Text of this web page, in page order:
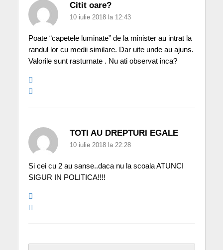
Citit oare?
10 iulie 2018 la 12:43
Poate “capetele luminate” de la minister au intrat la
randul lor cu medii similare. Dar uite unde au ajuns.
Valorile sunt rasturnate . Nu ati observat inca?
TOTI AU DREPTURI EGALE
10 iulie 2018 la 22:28
Si cei cu 2 au sanse..daca nu la scoala ATUNCI
SIGUR IN POLITICA!!!!